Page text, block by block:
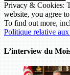
Privacy & Cookies:
website, you agree
To find out more,
Politique relative
L’interview du